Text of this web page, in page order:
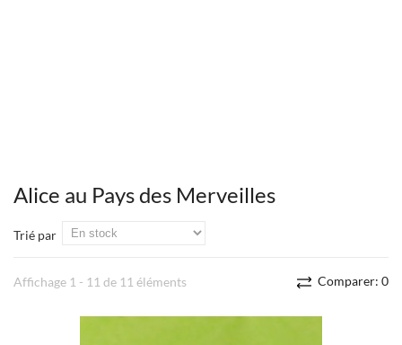
Alice au Pays des Merveilles
Trié par
Comparer: 0
Affichage 1 - 11 de 11 éléments